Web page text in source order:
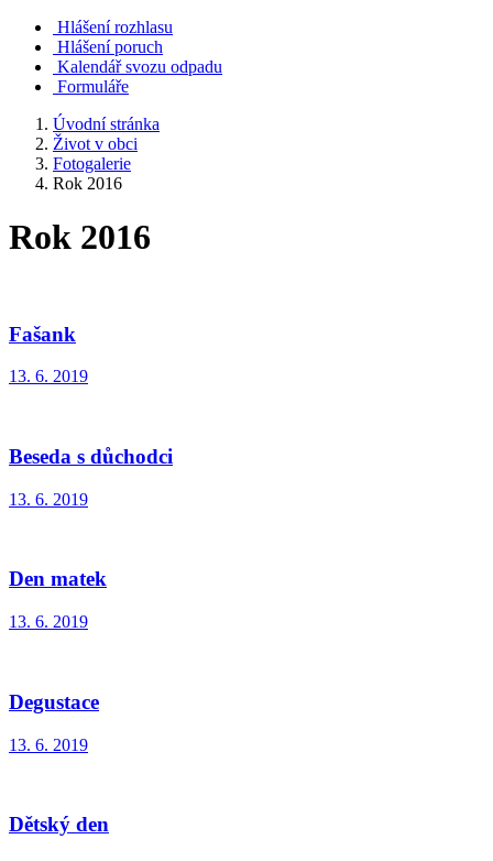
Hlášení rozhlasu
Hlášení poruch
Kalendář svozu odpadu
Formuláře
Úvodní stránka
Život v obci
Fotogalerie
Rok 2016
Rok 2016
Fašank
13. 6. 2019
Beseda s důchodci
13. 6. 2019
Den matek
13. 6. 2019
Degustace
13. 6. 2019
Dětský den